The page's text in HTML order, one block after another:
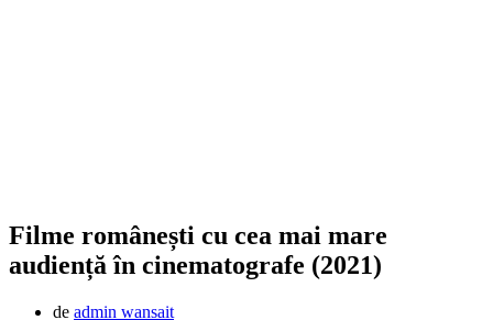
Filme românești cu cea mai mare
audiență în cinematografe (2021)
de admin wansait